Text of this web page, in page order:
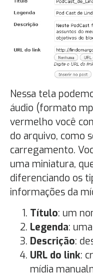
Nessa tela
áudio (formato
vermelho você
do arquivo, como
carregamento.
uma miniatura,
diferenciando os
informações da
Título: um
Legenda:
Descrição:
URL do link:
mídia